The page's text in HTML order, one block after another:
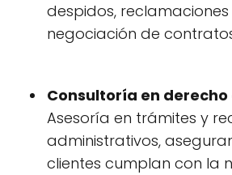
despidos,
negociación de
Consultoría en
Asesoría en trámites y
administrativos,
clientes cumplan con la